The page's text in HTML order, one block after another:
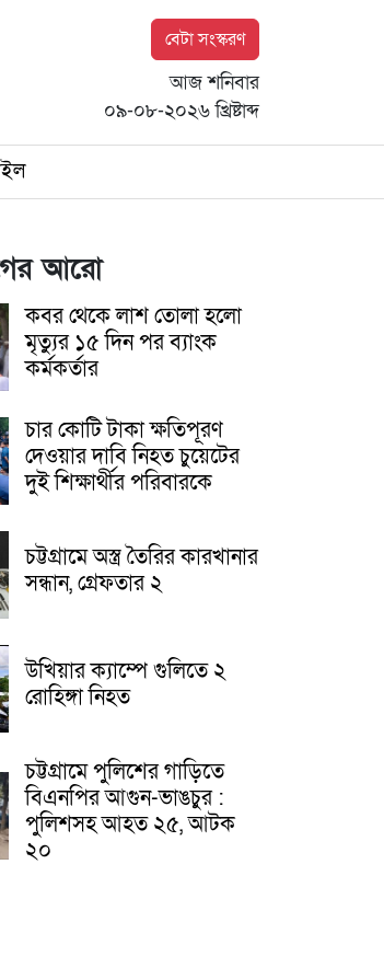
বেটা সংস্করণ
আজ শনিবার
০৯-০৮-২০২৬ খ্রিষ্টাব্দ
আরো
কবর থেকে লাশ তোলা হলো
মৃত্যুর ১৫ দিন পর ব্যাংক
কর্মকর্তার
চার কোটি টাকা ক্ষতিপূরণ
দেওয়ার দাবি নিহত চুয়েটের
দুই শিক্ষার্থীর পরিবারকে
চট্টগ্রামে অস্ত্র তৈরির কারখানার
সন্ধান, গ্রেফতার ২
উখিয়ার ক্যাম্পে গুলিতে ২
রোহিঙ্গা নিহত
চট্টগ্রামে পুলিশের গাড়িতে
বিএনপির আগুন-ভাঙচুর :
পুলিশসহ আহত ২৫, আটক
২০